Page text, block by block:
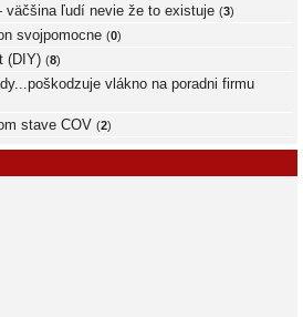
ľudí nevie že to existuje (3)
svojpomocne (0)
(DIY) (8)
vlákno na poradni firmu
stave COV (2)